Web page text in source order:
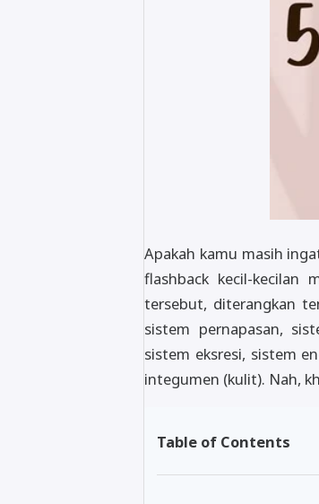
Apakah kamu masih
flashback kecil-kecilan
tersebut, diterangkan
sistem pernapasan,
sistem eksresi, sistem
integumen (kulit). Nah,
Table of Contents